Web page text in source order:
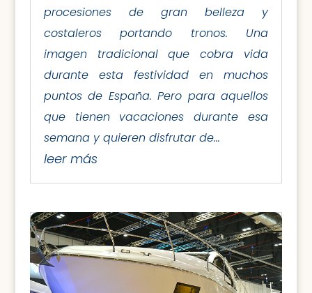
procesiones de gran belleza y
costaleros portando tronos. Una
imagen tradicional que cobra vida
durante esta festividad en muchos
puntos de España. Pero para aquellos
que tienen vacaciones durante esa
semana y quieren disfrutar de...
leer más